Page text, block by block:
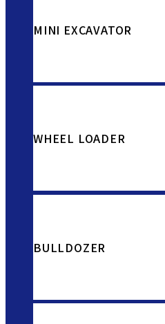
MINI EXCAVATOR
WHEEL LOADER
BULLDOZER